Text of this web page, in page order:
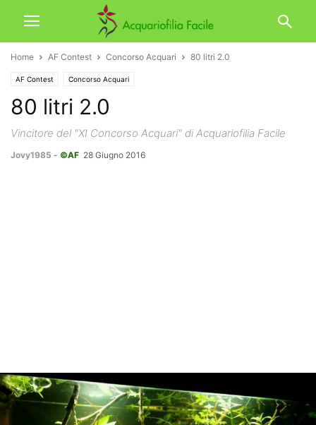
Home AF Contest Concorso Acquari 80 litri 2.0
AF Contest Concorso Acquari
80 litri 2.0
Vincitore del "XI Concorso Acquari" di Acquariofilia Facile
Jovy1985 - ©AF 28 Giugno 2016